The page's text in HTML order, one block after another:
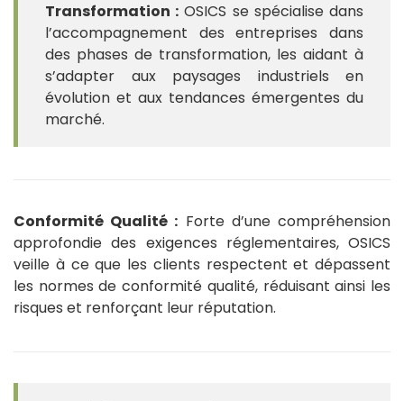
Transformation : OSICS se spécialise dans
l’accompagnement des entreprises dans
des phases de transformation, les aidant à
s’adapter aux paysages industriels en
évolution et aux tendances émergentes du
marché.
Conformité Qualité : Forte d’une compréhension
approfondie des exigences réglementaires, OSICS
veille à ce que les clients respectent et dépassent
les normes de conformité qualité, réduisant ainsi les
risques et renforçant leur réputation.